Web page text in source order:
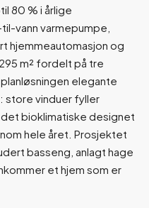
80 % i årlige
vann varmepumpe,
hjemmeautomasjon og
m² fordelt på tre
elegante
store vinduer fyller
bioklimatiske designet
hele året. Prosjektet
basseng, anlagt hage
et hjem som er